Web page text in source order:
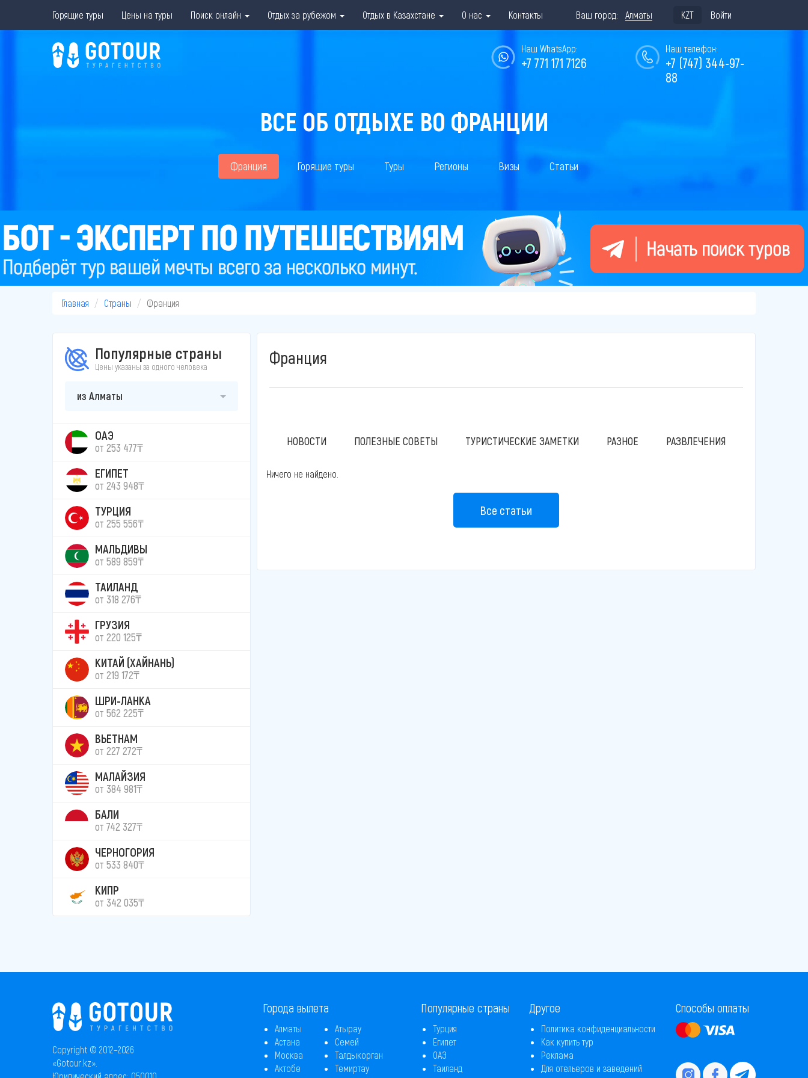
Горящие туры Цены на туры Поиск онлайн Отдых за рубежом Отдых в Казахстане О нас Контакты Ваш город: Алматы KZT Войти
Наш телефон:
+7 (747) 344-97-
88
Наш WhatsApp:
+7 771 171 7126
ВСЕ ОБ ОТДЫХЕ ВО ФРАНЦИИ
Франция Горящие туры Туры Регионы Визы Статьи
Главная Страны Франция
Популярные страны
Цены указаны за одного человека
из Алматы
ОАЭ
от 253 477₸
ЕГИПЕТ
от 243 948₸
ТУРЦИЯ
от 255 556₸
МАЛЬДИВЫ
от 589 859₸
ТАИЛАНД
от 318 276₸
ГРУЗИЯ
от 220 125₸
КИТАЙ (ХАЙНАНЬ)
от 219 172₸
ШРИ-ЛАНКА
от 562 225₸
ВЬЕТНАМ
от 227 272₸
МАЛАЙЗИЯ
от 384 981₸
БАЛИ
от 742 327₸
ЧЕРНОГОРИЯ
от 533 840₸
КИПР
от 342 035₸
Франция
НОВОСТИ ПОЛЕЗНЫЕ СОВЕТЫ ТУРИСТИЧЕСКИЕ ЗАМЕТКИ РАЗНОЕ РАЗВЛЕЧЕНИЯ
Ничего не найдено.
Все статьи
Copyright © 2012–2026
«Gotour.kz».
Юридический адрес: 050010,
Города вылета
Алматы
Астана
Москва
Актобе
Атырау
Семей
Талдыкорган
Темиртау
Популярные страны
Турция
Египет
ОАЭ
Таиланд
Другое
Политика конфиденциальности
Как купить тур
Реклама
Для отельеров и заведений
Способы оплаты